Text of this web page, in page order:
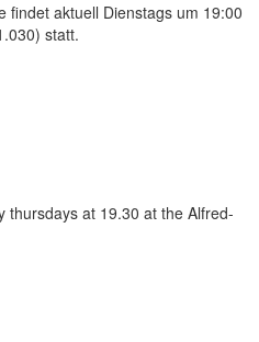
findet aktuell Dienstags um 19:00
statt.
thursdays at 19.30 at the Alfred-